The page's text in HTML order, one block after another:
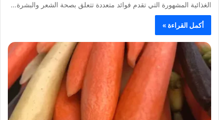
الغذائية المشهورة التي تقدم فوائد متعددة تتعلق بصحة الشعر والبشرة…
أكمل القراءة »